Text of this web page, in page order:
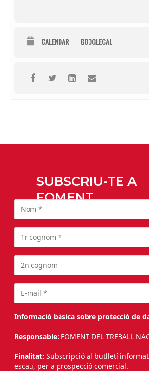
CALENDAR GOOGLECAL
SUBSCRIU-TE A
FOMENT
Informació bàsica sobre protecció de
Responsable: FOMENT DEL TREBALL
Finalitat: Subscripció al butlletí
escau, per a prospecció comercial.